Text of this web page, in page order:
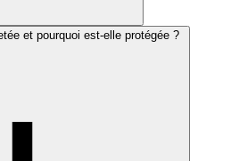
et pourquoi est-elle protégée ?